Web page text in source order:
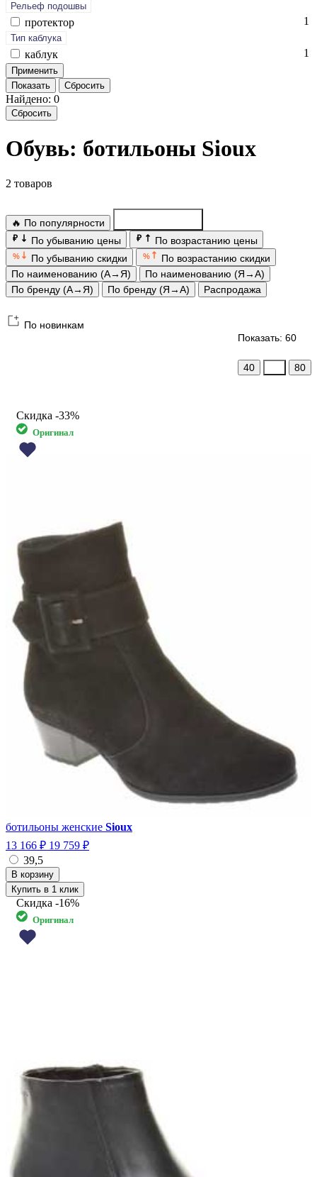
Рельеф подошвы
про­тек­тор 1
Тип каблука
каб­лук 1
Показать Сбросить
Найдено: 0
Сбросить
Обувь: ботильоны Sioux
2 товаров
🔥 По популярности
₽ По убыванию цены ₽ По возрастанию цены
% По убыванию скидки %
По возрастанию скидки
По наименованию (А→Я)
По наименованию (Я→А)
По бренду (А→Я)
По бренду (Я→А) Распродажа
По новинкам
Показать: 60
40 80
Скидка -33%
Оригинал
ботильоны женские Sioux
13 166 ₽ 19 759 ₽
39,5
Купить в 1 клик
Скидка -16%
Оригинал